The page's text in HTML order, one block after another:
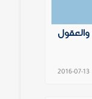
2016-07-13